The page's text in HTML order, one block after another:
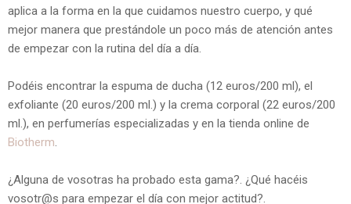
aplica a la forma en la que cuidamos nuestro cuerpo, y qué
mejor manera que prestándole un poco más de atención antes
de empezar con la rutina del día a día.
Podéis encontrar la espuma de ducha (12 euros/200 ml), el
exfoliante (20 euros/200 ml.) y la crema corporal (22 euros/200
ml.), en perfumerías especializadas y en la tienda online de
Biotherm.
¿Alguna de vosotras ha probado esta gama?. ¿Qué hacéis
vosotr@s para empezar el día con mejor actitud?.